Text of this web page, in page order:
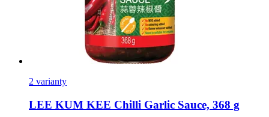
2 varianty
LEE KUM KEE Chilli Garlic Sauce, 368 g